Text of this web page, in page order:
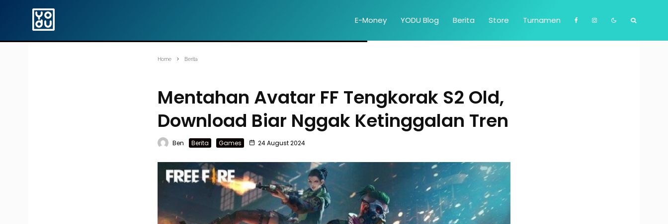
E-Money YODU Blog Berita Store Turnamen
Home Berita
Mentahan Avatar FF Tengkorak S2 Old,
Download Biar Nggak Ketinggalan Tren
Ben Berita Games 24 August 2024